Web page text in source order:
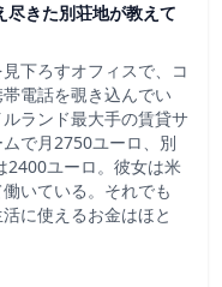
きた別荘地が教えて
下ろすオフィスで、コ
電話を覗き込んでい
ランド最大手の賃貸サ
で月2750ユーロ、別
2400ユーロ。彼女は米
いている。それでも
に使えるお金はほと